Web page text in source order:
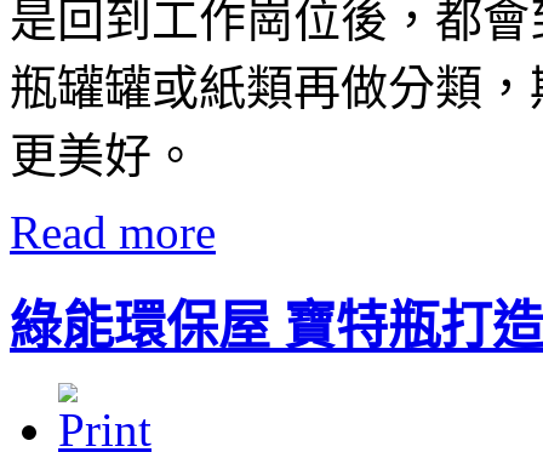
是回到工作崗位後，都
瓶罐罐或紙類再做分類
更美好。
Read more
綠能環保屋 寶特瓶打